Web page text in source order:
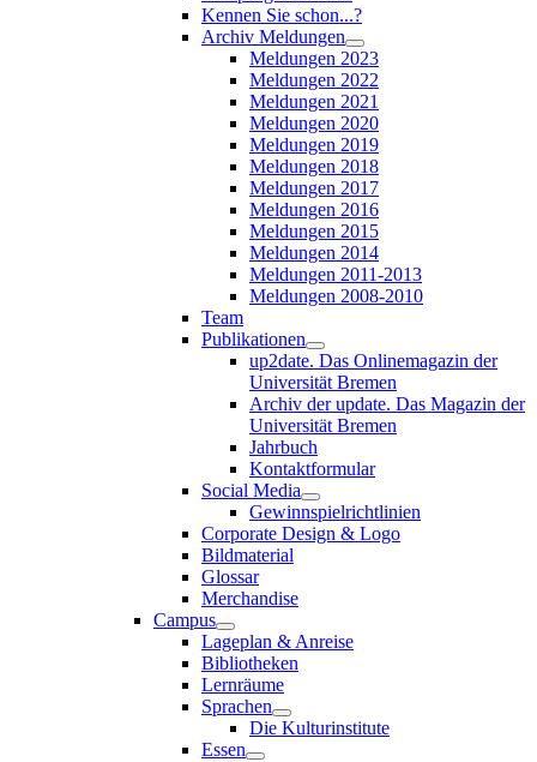
Kennen Sie schon...?
Archiv Meldungen
Meldungen 2023
Meldungen 2022
Meldungen 2021
Meldungen 2020
Meldungen 2019
Meldungen 2018
Meldungen 2017
Meldungen 2016
Meldungen 2015
Meldungen 2014
Meldungen 2011-2013
Meldungen 2008-2010
Team
Publikationen
up2date. Das Onlinemagazin der
Universität Bremen
Archiv der update. Das Magazin der
Universität Bremen
Jahrbuch
Kontaktformular
Social Media
Gewinnspielrichtlinien
Corporate Design & Logo
Bildmaterial
Glossar
Merchandise
Campus
Lageplan & Anreise
Bibliotheken
Lernräume
Sprachen
Die Kulturinstitute
Essen